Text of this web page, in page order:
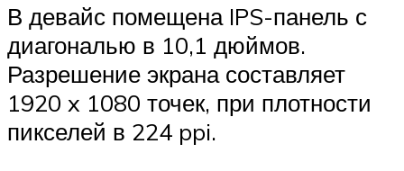
В девайс помещена IPS-панель с
диагональю в 10,1 дюймов.
Разрешение экрана составляет
1920 x 1080 точек, при плотности
пикселей в 224 ppi.